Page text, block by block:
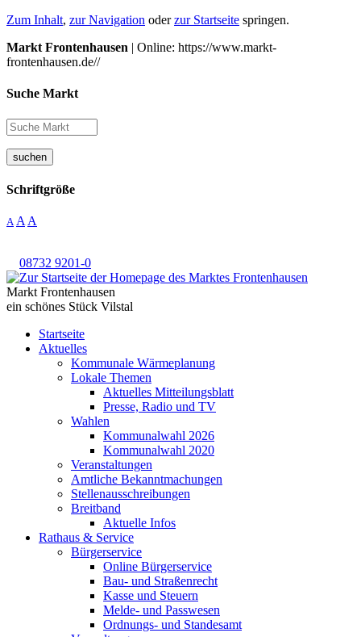
Zum Inhalt, zur Navigation oderzur Startseite springen.
Markt Frontenhausen | Online: https://www.markt-
frontenhausen.de//
Suche Markt
suchen
Schriftgröße
A A A
08732 9201-0
Markt Frontenhausen
ein schönes Stück Vilstal
Startseite
Aktuelles
Kommunale Wärmeplanung
Lokale Themen
Aktuelles Mitteilungsblatt
Presse, Radio und TV
Wahlen
Kommunalwahl 2026
Kommunalwahl 2020
Veranstaltungen
Amtliche Bekanntmachungen
Stellenausschreibungen
Breitband
Aktuelle Infos
Rathaus & Service
Bürgerservice
Online Bürgerservice
Bau- und Straßenrecht
Kasse und Steuern
Melde- und Passwesen
Ordnungs- und Standesamt